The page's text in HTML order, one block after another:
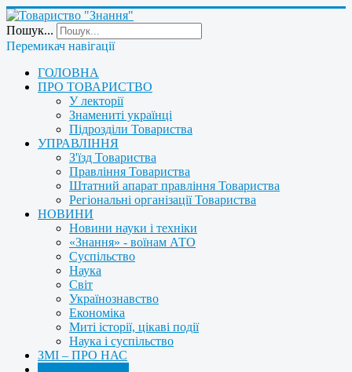
Пошук...
Перемикач навігації
ГОЛОВНА
ПРО ТОВАРИСТВО
У лекторії
Знамениті українці
Підрозділи Товариства
УПРАВЛІННЯ
З'їзд Товариства
Правління Товариства
Штатний апарат правління Товариства
Регіональні організації Товариства
НОВИНИ
Новини науки і техніки
«Знання» - воїнам АТО
Суспільство
Наука
Світ
Українознавство
Економіка
Миті історії, цікаві події
Наука і суспільство
ЗМІ – ПРО НАС